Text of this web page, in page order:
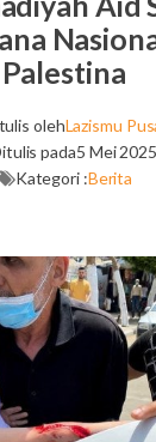
Palestina
olehLazismu
pada5 Mei 2025
Kategori :Berita